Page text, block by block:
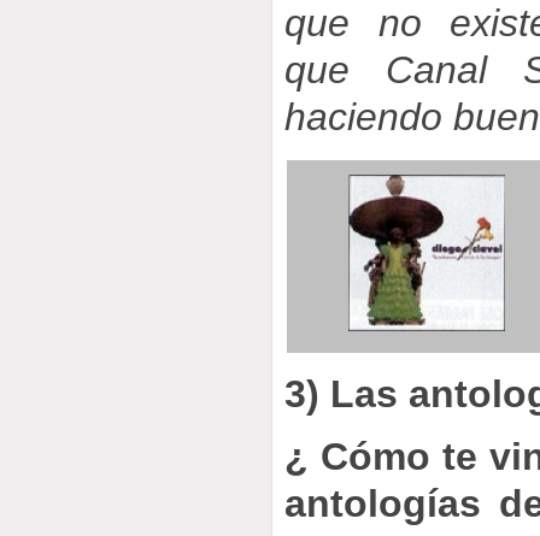
que no
que Canal
haciendo
3) Las
¿ Cómo te
antologías